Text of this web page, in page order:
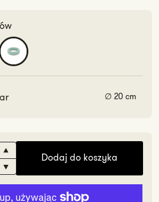
∅ 20 cm
Dodaj do koszyka
Zwiększ
ilość
Świetna
Zmniejsz
ilość